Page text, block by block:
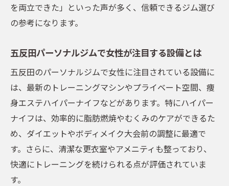
を両立できた」といった声が多く、信頼できるジム選び
の参考になります。
五反田パーソナルジムで女性が注目する設備とは
五反田のパーソナルジムで女性に注目されている設備に
は、最新のトレーニングマシンやプライベート空間、痩
身エステハイパーナイフなどがあります。特にハイパー
ナイフは、効率的に脂肪燃焼やむくみのケアができるた
め、ダイエットやボディメイク大会前の調整に最適で
す。さらに、清潔な更衣室やアメニティも整っており、
快適にトレーニングを続けられる点が評価されていま
す。